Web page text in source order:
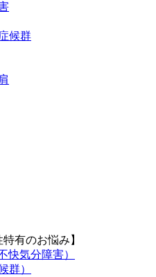
候群
有のお悩み】
快気分障害）
群）